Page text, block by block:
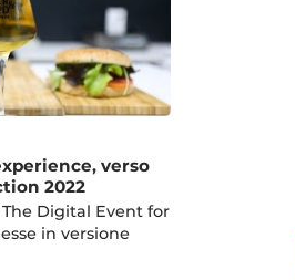
verso
2022
Digital Event for
in versione